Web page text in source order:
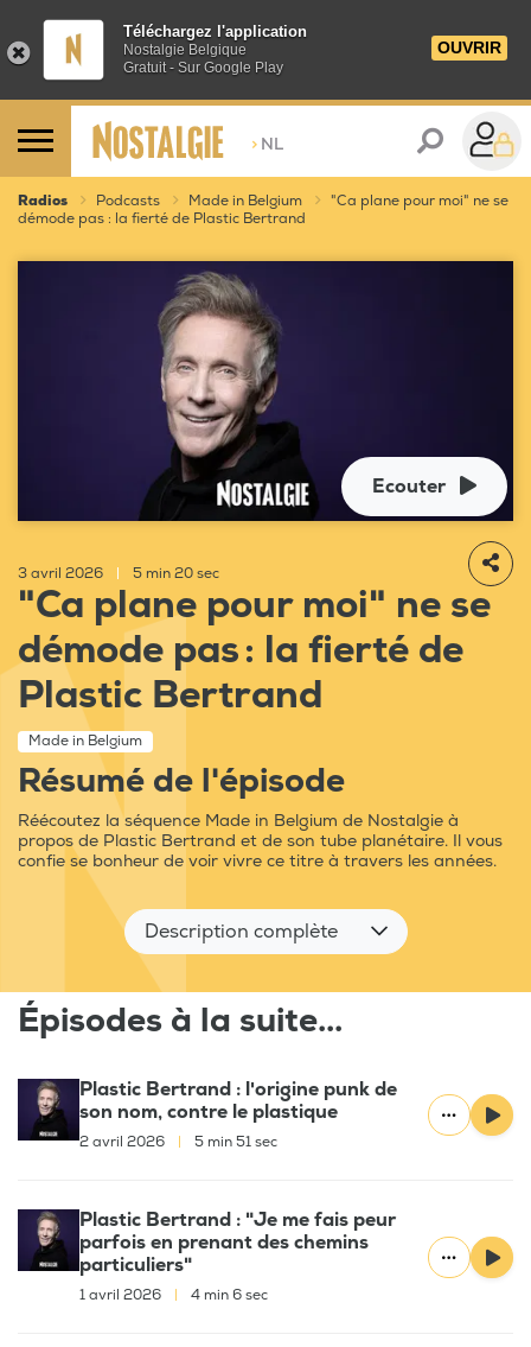
Téléchargez l'application
Nostalgie Belgique
Gratuit - Sur Google Play
OUVRIR
> NL
Radios Podcasts Made in Belgium
"Ca plane pour moi" ne se
démode pas : la fierté de Plastic Bertrand
Ecouter
3 avril 2026 5 min 20 sec
"Ca plane pour moi" ne se
démode pas : la fierté de
Plastic Bertrand
Made in Belgium
Résumé de l'épisode
Réécoutez la séquence Made in Belgium de Nostalgie à
propos de Plastic Bertrand et de son tube planétaire. Il vous
confie se bonheur de voir vivre ce titre à travers les années.
Description complète
Épisodes à la suite...
Plastic Bertrand : l'origine punk de
son nom, contre le plastique
2 avril 2026 5 min 51 sec
Plastic Bertrand : "Je me fais peur
parfois en prenant des chemins
particuliers"
1 avril 2026 4 min 6 sec